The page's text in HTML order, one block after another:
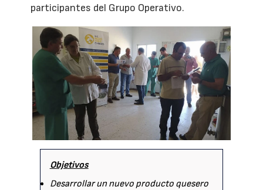
participantes del Grupo Operativo.
Objetivos
Desarrollar un nuevo producto quesero